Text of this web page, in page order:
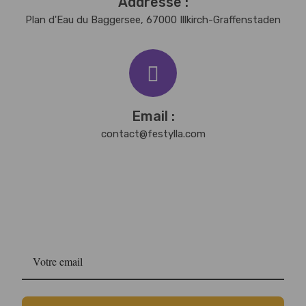
Plan d'Eau du Baggersee, 67000 Illkirch-Graffenstaden
Email :
contact@festylla.com